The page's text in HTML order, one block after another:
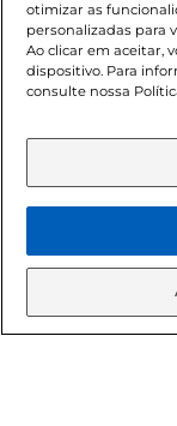
sofrer alterações
de bebidas
Lei n.º 8069/90,
Adolescente).
aviso prévio. O
©
otimizar as
personalizadas para
Ao clicar em aceitar,
dispositivo. Para
consulte nossa